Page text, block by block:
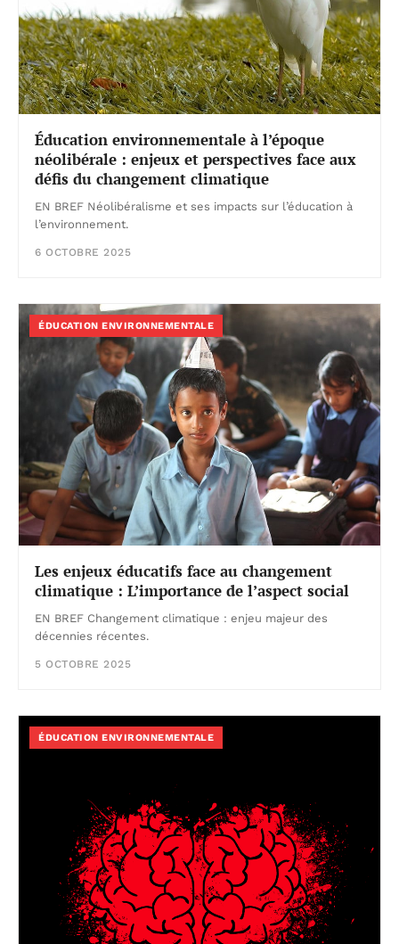
Éducation environnementale à l’époque
néolibérale : enjeux et perspectives face aux
défis du changement climatique
EN BREF Néolibéralisme et ses impacts sur l’éducation à
l’environnement.
6 OCTOBRE 2025
ÉDUCATION ENVIRONNEMENTALE
Les enjeux éducatifs face au changement
climatique : L’importance de l’aspect social
EN BREF Changement climatique : enjeu majeur des
décennies récentes.
5 OCTOBRE 2025
ÉDUCATION ENVIRONNEMENTALE